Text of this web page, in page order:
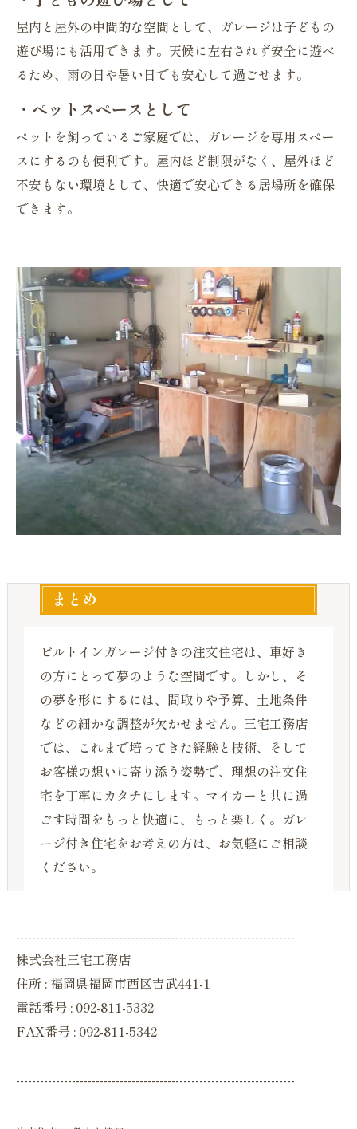
屋内と屋外の中間的な空間として、ガレージは子どもの
遊び場にも活用できます。天候に左右されず安全に遊べ
るため、雨の日や暑い日でも安心して過ごせます。
・ペットスペースとして
ペットを飼っているご家庭では、ガレージを専用スペー
スにするのも便利です。屋内ほど制限がなく、屋外ほど
不安もない環境として、快適で安心できる居場所を確保
できます。
まとめ
ビルトインガレージ付きの注文住宅は、車好き
の方にとって夢のような空間です。しかし、そ
の夢を形にするには、間取りや予算、土地条件
などの細かな調整が欠かせません。三宅工務店
では、これまで培ってきた経験と技術、そして
お客様の想いに寄り添う姿勢で、理想の注文住
宅を丁寧にカタチにします。マイカーと共に過
ごす時間をもっと快適に、もっと楽しく。ガレ
ージ付き住宅をお考えの方は、お気軽にご相談
ください。
----------------------------------------------------------------------
株式会社三宅工務店
住所 : 福岡県福岡市西区吉武441-1
電話番号 : 092-811-5332
FAX番号 : 092-811-5342
----------------------------------------------------------------------